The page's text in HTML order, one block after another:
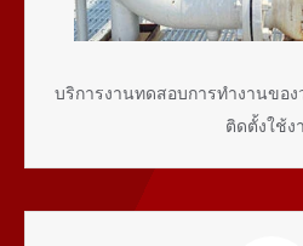
บริการงานทดสอบการทำงานขอ
ติดตั้งใช้ง